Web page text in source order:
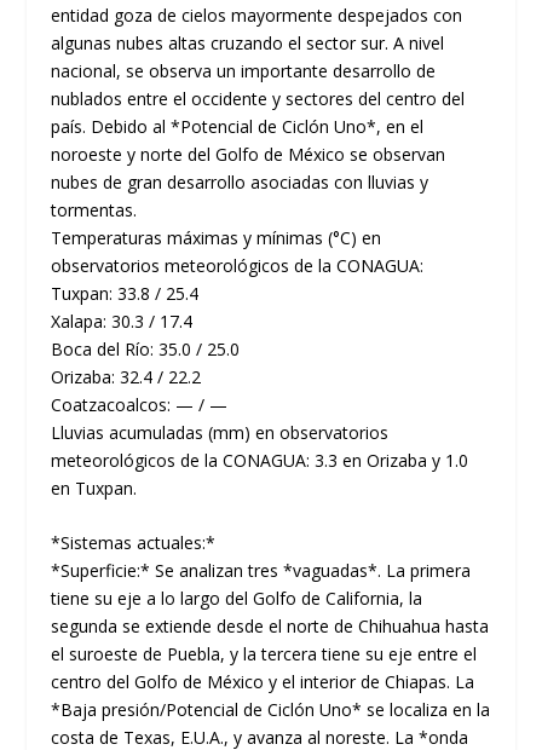
entidad goza de cielos mayormente despejados con
algunas nubes altas cruzando el sector sur. A nivel
nacional, se observa un importante desarrollo de
nublados entre el occidente y sectores del centro del
país. Debido al *Potencial de Ciclón Uno*, en el
noroeste y norte del Golfo de México se observan
nubes de gran desarrollo asociadas con lluvias y
tormentas.
Temperaturas máximas y mínimas (°C) en
observatorios meteorológicos de la CONAGUA:
Tuxpan: 33.8 / 25.4
Xalapa: 30.3 / 17.4
Boca del Río: 35.0 / 25.0
Orizaba: 32.4 / 22.2
Coatzacoalcos: — / —
Lluvias acumuladas (mm) en observatorios
meteorológicos de la CONAGUA: 3.3 en Orizaba y 1.0
en Tuxpan.
*Sistemas actuales:*
*Superficie:* Se analizan tres *vaguadas*. La primera
tiene su eje a lo largo del Golfo de California, la
segunda se extiende desde el norte de Chihuahua hasta
el suroeste de Puebla, y la tercera tiene su eje entre el
centro del Golfo de México y el interior de Chiapas. La
*Baja presión/Potencial de Ciclón Uno* se localiza en la
costa de Texas, E.U.A., y avanza al noreste. La *onda